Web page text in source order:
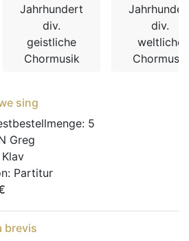
Jahrhundert
div.
geistliche
Chormusik
div.
weltliche
Chormusik
sing
5
Greg
Klav
Partitur
brevis